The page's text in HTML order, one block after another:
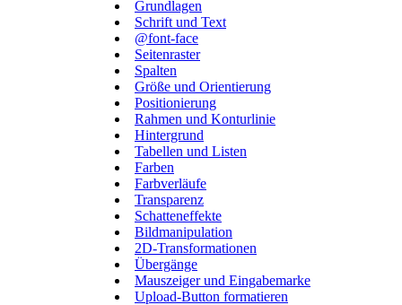
Grundlagen
Schrift und Text
@font-face
Seitenraster
Spalten
Größe und Orientierung
Positionierung
Rahmen und Konturlinie
Hintergrund
Tabellen und Listen
Farben
Farbverläufe
Transparenz
Schatteneffekte
Bildmanipulation
2D-Transformationen
Übergänge
Mauszeiger und Eingabemarke
Upload-Button formatieren